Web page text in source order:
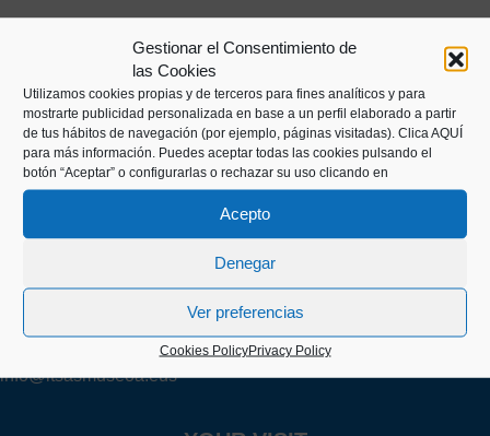
Gestionar el Consentimiento de
las Cookies
Utilizamos cookies propias y de terceros para fines analíticos y para
mostrarte publicidad personalizada en base a un perfil elaborado a partir
de tus hábitos de navegación (por ejemplo, páginas visitadas). Clica AQUÍ
para más información. Puedes aceptar todas las cookies pulsando el
botón “Aceptar” o configurarlas o rechazar su uso clicando en
Acepto
Denegar
Ver preferencias
Cookies PolicyPrivacy Policy
Kaiko pasealekua, 24
+34 943 43 00 51
info@itsasmuseoa.eus